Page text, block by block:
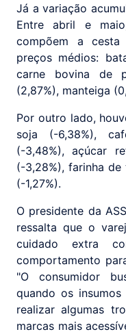
Já a variação
Entre abril e
compõem a cesta
preços médios:
carne bovina de
(2,87%), manteiga
Por outro lado,
soja (-6,38%),
(-3,48%), açúcar
(-3,28%), farinha de
(-1,27%).
O presidente da
ressalta que o
cuidado extra
comportamento
"O consumidor
quando os
realizar algumas
marcas mais